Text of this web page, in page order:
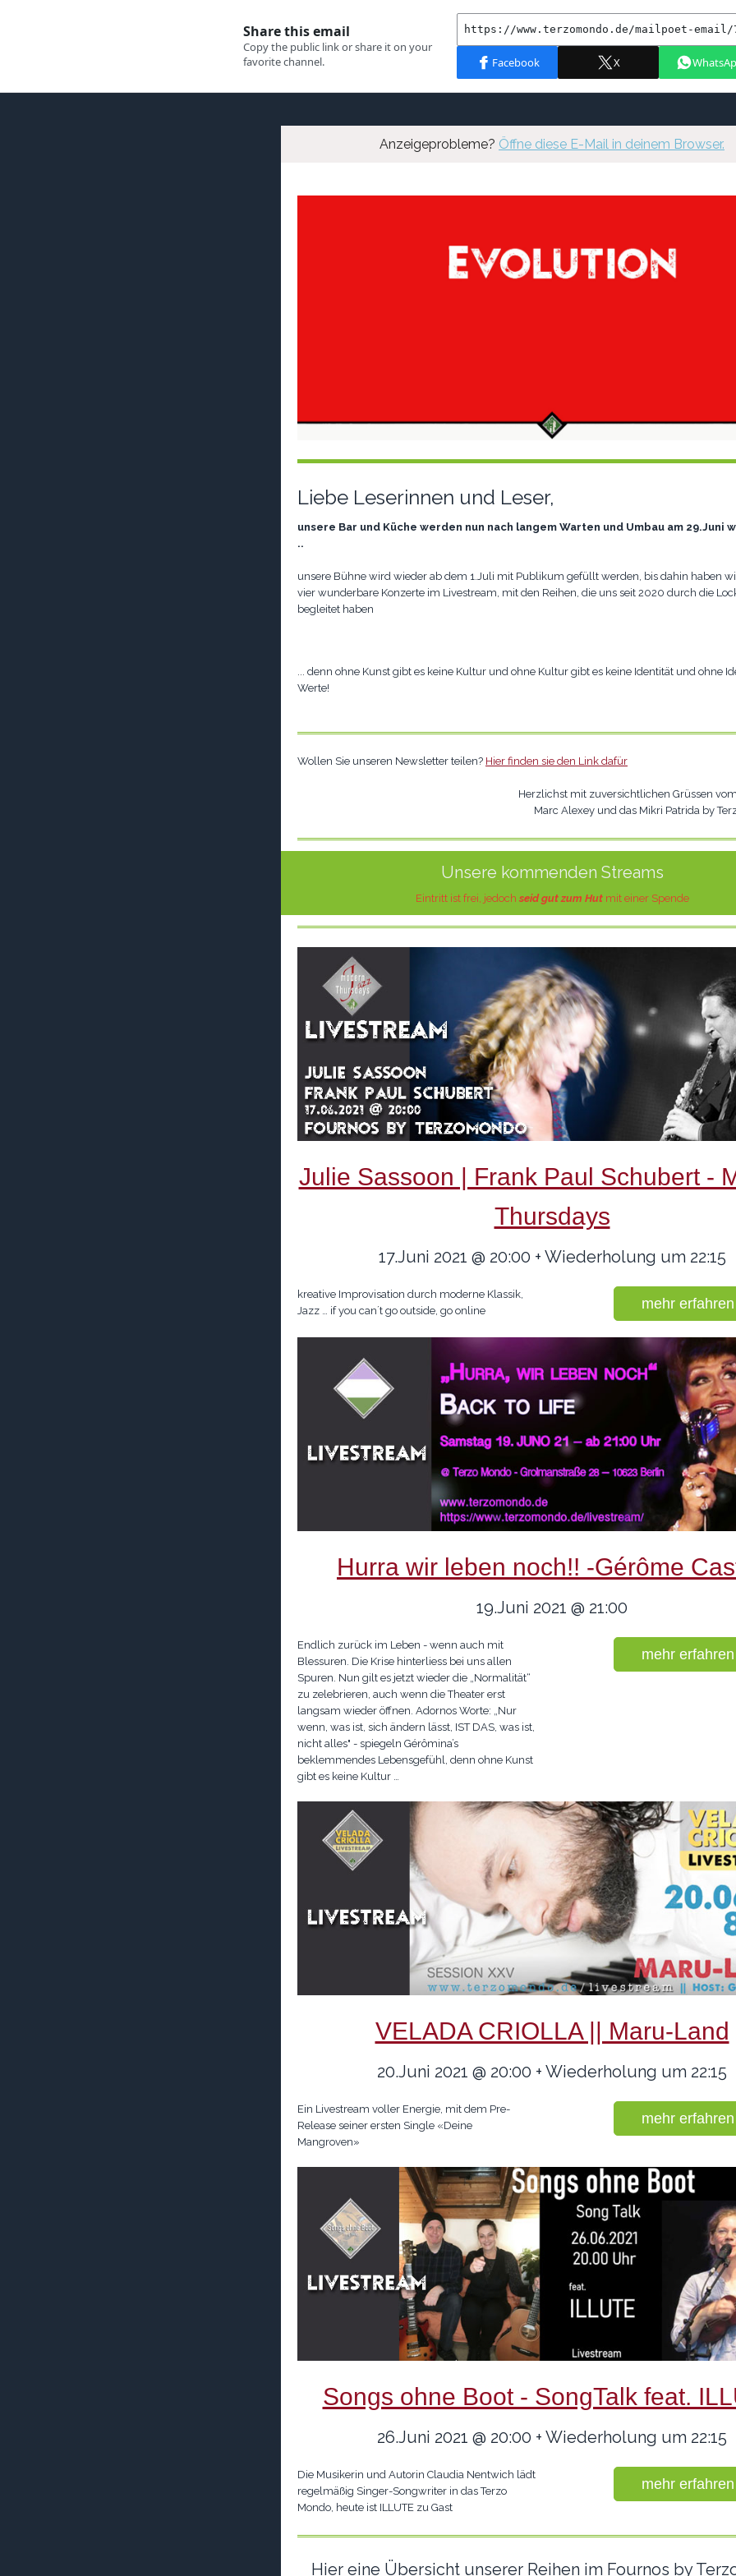
Anzeigeprobleme? Öffne diese E-Mail in deinem Browser.
Liebe Leserinnen und Leser,
unsere Bar und Küche werden nun nach langem Warten und Umbau am 29.Juni
..
unsere Bühne wird wieder ab dem 1.Juli mit Publikum gefüllt werden, bis dahin haben
vier wunderbare Konzerte im Livestream, mit den Reihen, die uns seit 2020 durch die
begleitet haben
... denn ohne Kunst gibt es keine Kultur und ohne Kultur gibt es keine Identität und ohne
Werte!
Wollen Sie unseren Newsletter teilen? Hier finden sie den Link dafür
Herzlichst mit zuversichtlichen Grüssen
Marc Alexey und das Mikri Patrida by
Unsere kommenden Streams
Eintritt ist frei, jedoch seid gut zum Hutmit einer Spende
Julie Sassoon | Frank Paul Schubert -
Thursdays
17.Juni 2021 @ 20:00 + Wiederholung um 22:15
kreative Improvisation durch moderne Klassik,
Jazz … if you can´t go outside, go online
mehr erfahren
Hurra wir leben noch!! -Gérôme
19.Juni 2021 @ 21:00
Endlich zurück im Leben - wenn auch mit
Blessuren. Die Krise hinterliess bei uns allen
Spuren. Nun gilt es jetzt wieder die „Normalität“
zu zelebrieren, auch wenn die Theater erst
langsam wieder öffnen. Adornos Worte: „Nur
wenn, was ist, sich ändern lässt, IST DAS, was ist,
nicht alles" - spiegeln Gérômina’s
beklemmendes Lebensgefühl, denn ohne Kunst
gibt es keine Kultur …
mehr erfahren
VELADA CRIOLLA || Maru-Land
20.Juni 2021 @ 20:00 + Wiederholung um 22:15
Ein Livestream voller Energie, mit dem Pre-
Release seiner ersten Single «Deine
Mangroven»
mehr erfahren
Songs ohne Boot - SongTalk feat.
26.Juni 2021 @ 20:00 + Wiederholung um 22:15
Die Musikerin und Autorin Claudia Nentwich lädt
regelmäßig Singer-Songwriter in das Terzo
Mondo, heute ist ILLUTE zu Gast
mehr erfahren
Hier eine Übersicht unserer Reihen im Fournos by